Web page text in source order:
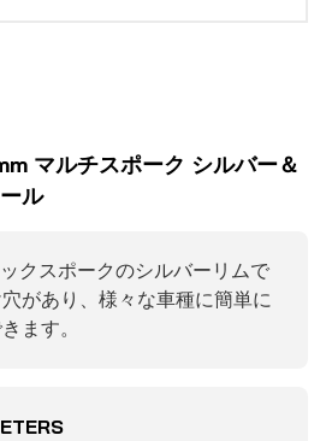
マルチスポーク シルバー＆
ル
クスポークのシルバーリムで
があり、様々な車種に簡単に
ます。